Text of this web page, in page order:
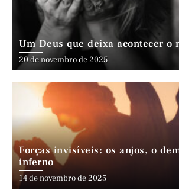
Um Deus que deixa acontecer o
20 de novembro de 2025
Forças invisíveis: os anjos, o
inferno
14 de novembro de 2025